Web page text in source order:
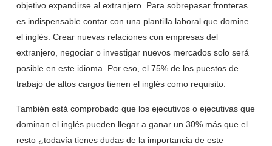
objetivo expandirse al extranjero. Para sobrepasar fronteras
es indispensable contar con una plantilla laboral que domine
el inglés. Crear nuevas relaciones con empresas del
extranjero, negociar o investigar nuevos mercados solo será
posible en este idioma. Por eso, el 75% de los puestos de
trabajo de altos cargos tienen el inglés como requisito.
También está comprobado que los ejecutivos o ejecutivas que
dominan el inglés pueden llegar a ganar un 30% más que el
resto ¿todavía tienes dudas de la importancia de este